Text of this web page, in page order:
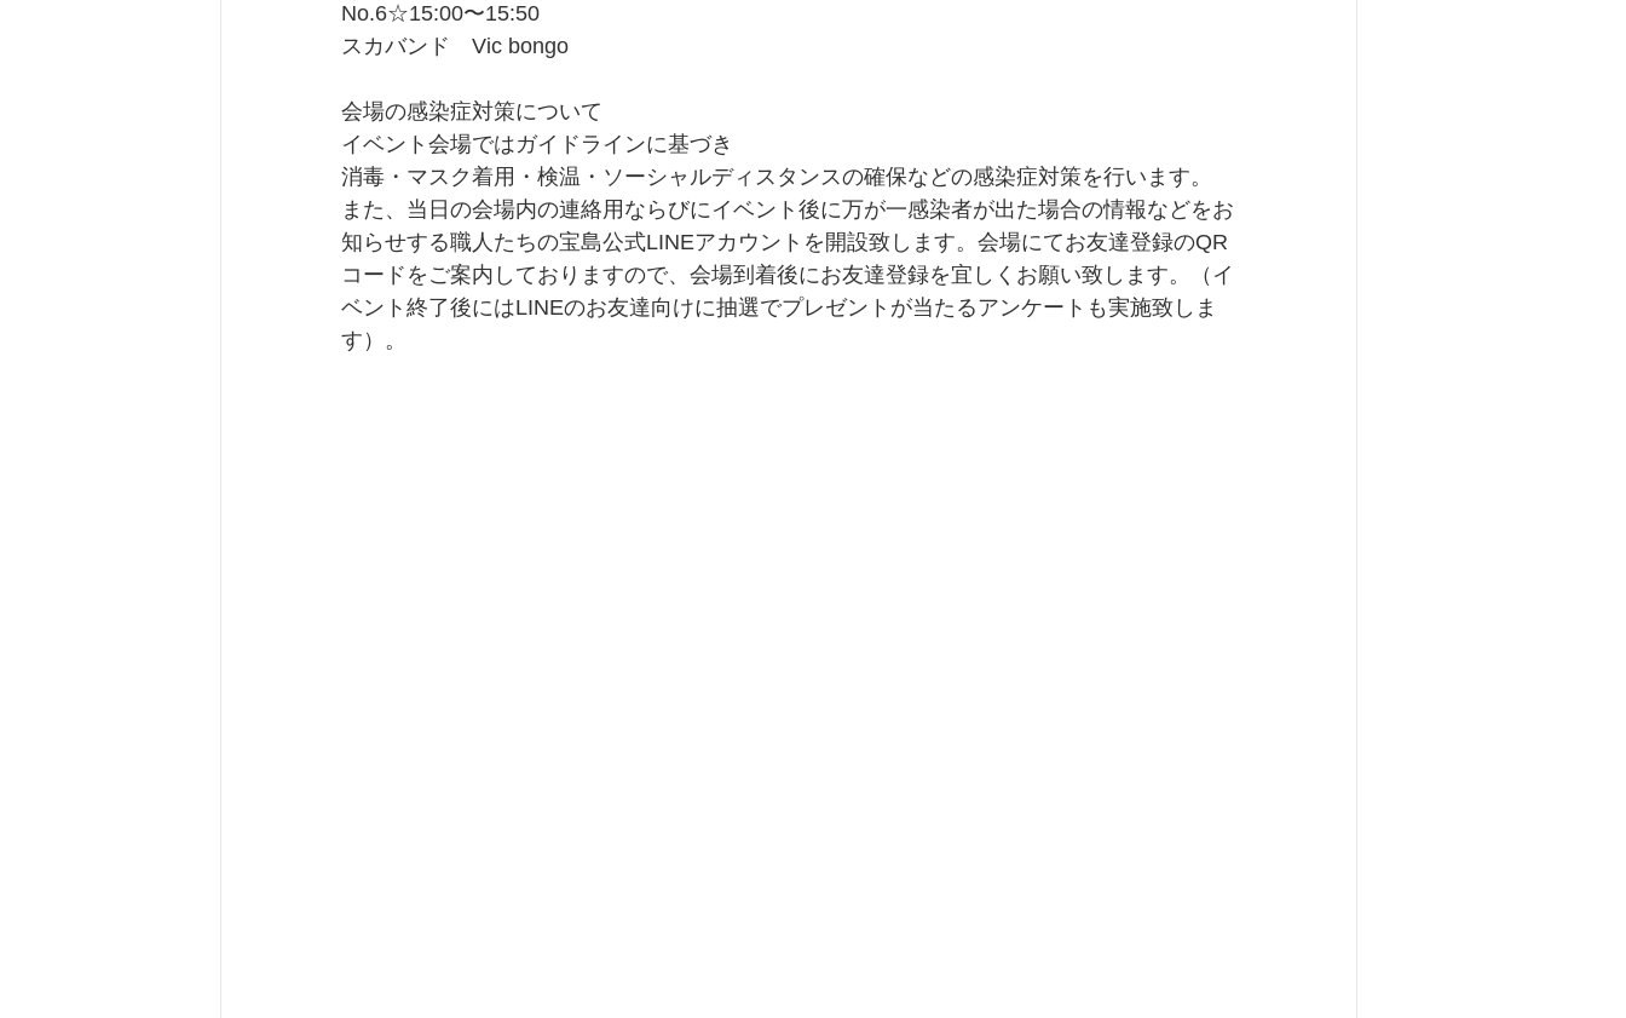
No.6☆15:00〜15:50
スカバンド　Vic bongo
会場の感染症対策について
イベント会場ではガイドラインに基づき
消毒・マスク着用・検温・ソーシャルディスタンスの確保などの感染症対策を行います。
また、当日の会場内の連絡用ならびにイベント後に万が一感染者が出た場合の情報などをお
知らせする職人たちの宝島公式LINEアカウントを開設致します。会場にてお友達登録のQR
コードをご案内しておりますので、会場到着後にお友達登録を宜しくお願い致します。（イ
ベント終了後にはLINEのお友達向けに抽選でプレゼントが当たるアンケートも実施致しま
す）。